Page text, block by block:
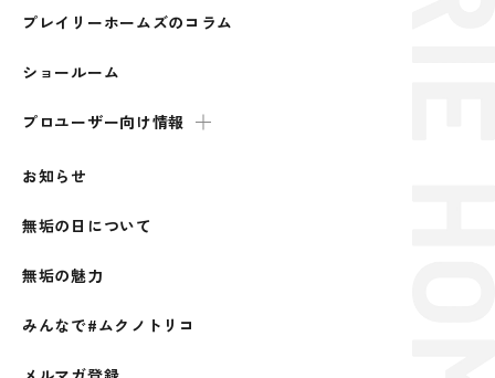
プレイリーホームズのコラム
ショールーム
プロユーザー向け情報
お知らせ
無垢の日について
無垢の魅力
みんなで#ムクノトリコ